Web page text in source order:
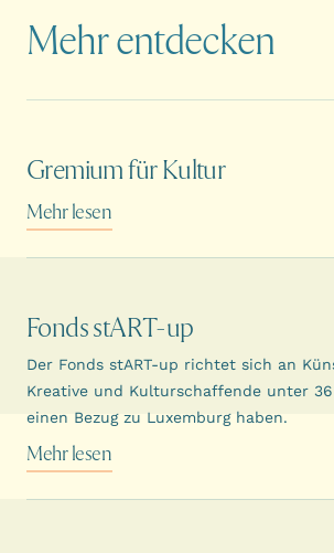
Mehr entdecken
Gremium für Kultur
Mehr lesen
Fonds stART-up
Der Fonds stART-up richtet sich an
Kreative und Kulturschaffende unter
einen Bezug zu Luxemburg haben.
Mehr lesen